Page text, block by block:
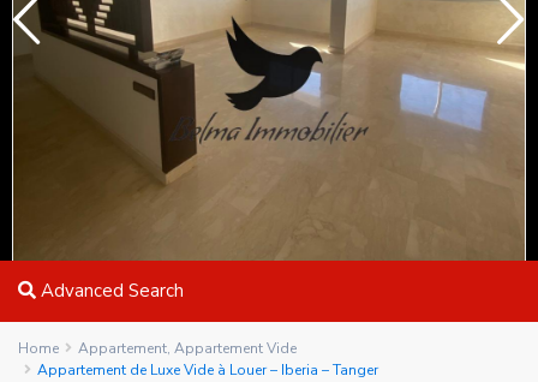
Advanced Search
Home Appartement, Appartement Vide
Appartement de Luxe Vide à Louer – Iberia – Tanger